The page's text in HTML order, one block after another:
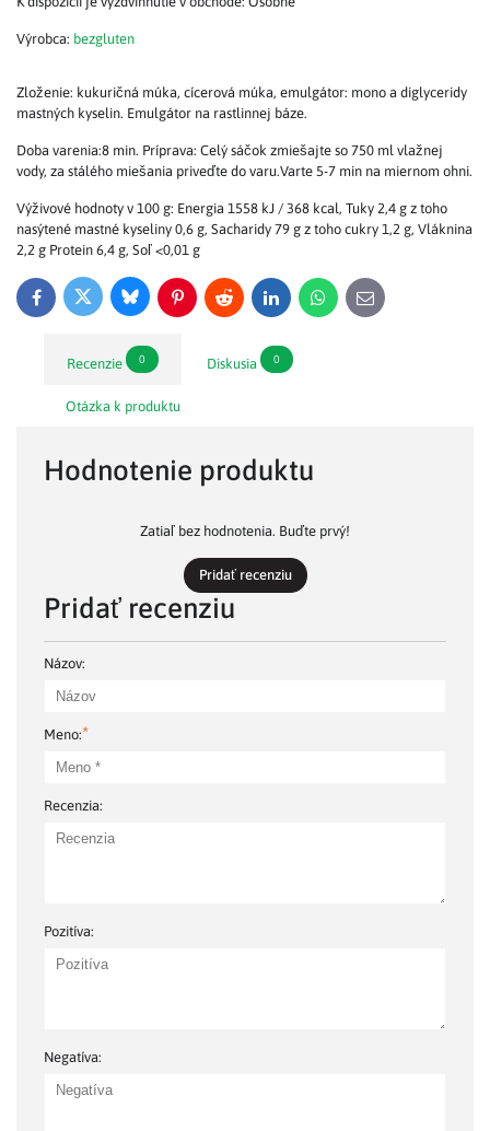
Výrobca: bezgluten
Zloženie: kukuričná múka, cícerová múka, emulgátor: mono a diglyceridy
mastných kyselin. Emulgátor na rastlinnej báze.
Doba varenia:8 min. Príprava: Celý sáčok zmiešajte so 750 ml vlažnej
vody, za stálého miešania priveďte do varu.Varte 5-7 min na miernom ohni.
Výživové hodnoty v 100 g: Energia 1558 kJ / 368 kcal, Tuky 2,4 g z toho
nasýtené mastné kyseliny 0,6 g, Sacharidy 79 g z toho cukry 1,2 g, Vláknina
2,2 g Protein 6,4 g, Soľ <0,01 g
FacebookTwitter BlueskyPinterestReddit LinkedInWhatsApp
E-
mail
Recenzie 0 Diskusia 0
Otázka k produktu
Hodnotenie produktu
Zatiaľ bez hodnotenia. Buďte prvý!
Pridať recenziu
Pridať recenziu
Názov:
Meno:*
Recenzia:
Pozitíva:
Negatíva: